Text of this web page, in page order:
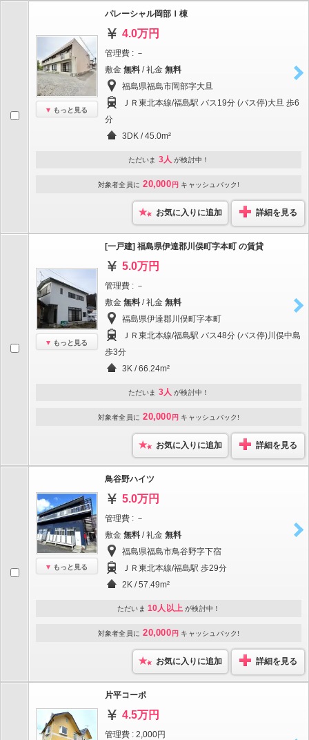
もっと見る
パレーシャル岡部Ｉ棟
4.0万円
管理費 : －
敷金 無料 / 礼金 無料
福島県福島市岡部字大旦
ＪＲ東北本線/福島駅 バス19分 (バス停)大旦 歩6
分
3DK / 45.0m²
ただいま 3人 が検討中！
対象者全員に 20,000 円 キャッシュバック!
お気に入りに追加 詳細を見る
もっと見る
[一戸建] 福島県伊達郡川俣町字本町 の賃貸
5.0万円
管理費 : －
敷金 無料 / 礼金 無料
福島県伊達郡川俣町字本町
ＪＲ東北本線/福島駅 バス48分 (バス停)川俣中島
歩3分
3K / 66.24m²
ただいま 3人 が検討中！
対象者全員に 20,000 円 キャッシュバック!
お気に入りに追加 詳細を見る
もっと見る
鳥谷野ハイツ
5.0万円
管理費 : －
敷金 無料 / 礼金 無料
福島県福島市鳥谷野字下宿
ＪＲ東北本線/福島駅 歩29分
2K / 57.49m²
ただいま 10人以上 が検討中！
対象者全員に 20,000 円 キャッシュバック!
お気に入りに追加 詳細を見る
片平コーポ
4.5万円
管理費 : 2,000円